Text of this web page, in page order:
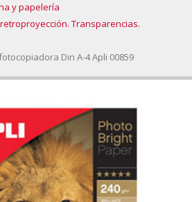
y papelería
Transparencias.
Din A-4 Apli 00859